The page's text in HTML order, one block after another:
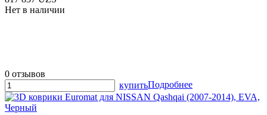
Нет в наличии
0 отзывов
купитьПодробнее